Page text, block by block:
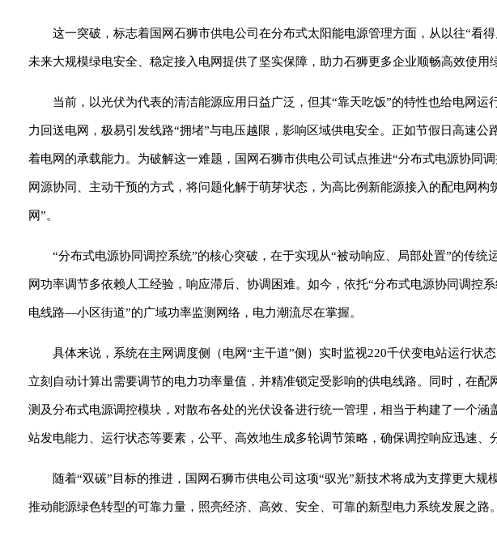
这一突破，标志着国网石狮市供电公司在分布式太阳能电源管理方面，从以往“看
未来大规模绿电安全、稳定接入电网提供了坚实保障，助力石狮更多企业顺畅高效使用
当前，以光伏为代表的清洁能源应用日益广泛，但其“靠天吃饭”的特性也给电网
力回送电网，极易引发线路“拥堵”与电压越限，影响区域供电安全。正如节假日高速
着电网的承载能力。为破解这一难题，国网石狮市供电公司试点推进“分布式电源协同
网源协同、主动干预的方式，将问题化解于萌芽状态，为高比例新能源接入的配电网
网”。
“分布式电源协同调控系统”的核心突破，在于实现从“被动响应、局部处置”的传
网功率调节多依赖人工经验，响应滞后、协调困难。如今，依托“分布式电源协同调控
电线路—小区街道”的广域功率监测网络，电力潮流尽在掌握。
具体来说，系统在主网调度侧（电网“主干道”侧）实时监视220千伏变电站运行状
立刻自动计算出需要调节的电力功率量值，并精准锁定受影响的供电线路。同时，在
测及分布式电源调控模块，对散布各处的光伏设备进行统一管理，相当于构建了一个
站发电能力、运行状态等要素，公平、高效地生成多轮调节策略，确保调控响应迅速、
随着“双碳”目标的推进，国网石狮市供电公司这项“驭光”新技术将成为支撑更大
推动能源绿色转型的可靠力量，照亮经济、高效、安全、可靠的新型电力系统发展之路